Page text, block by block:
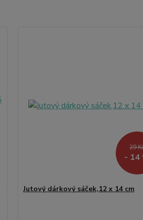
29
- 14
Jutový dárkový sáček,12 x 14 cm